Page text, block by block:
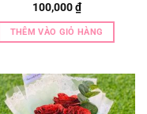
100,000₫
THÊM VÀO GIỎ HÀNG